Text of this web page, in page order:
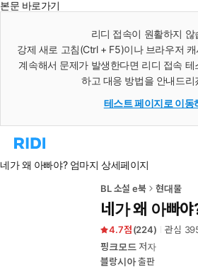
본문 바로가기
리디 접속이 원활하지 않
강제 새로 고침(Ctrl + F5)이나 브라우저
계속해서 문제가 발생한다면 리디 접속
하고 대응 방법을 안내드리
테스트 페이지로 이동
리
홈
네가 왜 아빠야? 엄마지 상세페이지
BL 소설 e북 현대물
네가 왜 아빠
4.7 (224) 관심
핑크모드 저자
블랑시아출판